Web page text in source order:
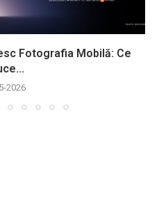
Fotografia Mobilă: Ce
2026